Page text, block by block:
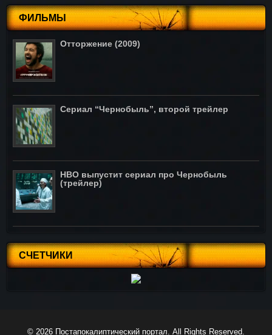
ФИЛЬМЫ
Отторжение (2009)
Сериал “Чернобыль”, второй трейлер
HBO выпустит сериал про Чернобыль
(трейлер)
СЧЕТЧИКИ
© 2026 Постапокалиптический портал . All Rights Reserved.